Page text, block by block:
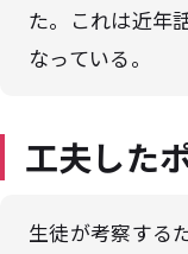
た。これは近年
なっている。
工夫した
生徒が考察する